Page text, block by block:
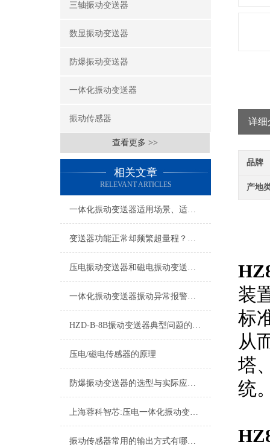
三轴振动变送器
数显振动变送器
防爆振动变送器
一体化振动变送器
振动传感器
查看更多 >>
相关文章
RELEVANT ARTICLES
一体化振动变送器适用场景、适用设备及安装位置详解
变送器功能正常却频繁超量程？电机现场振动问题深度排查指南
压电振动变送器和磁电振动变送器在使用上的区别
一体化振动变送器振动异常报警与预警设置技术指南
HZD-B-8B振动变送器典型问题的快速诊断与应对策略分享
压电/磁电传感器的原理
防爆振动变送器的选型与实际应用有哪些？
上海蓉科智芯:压电一体化振动变送器
振动传感器常用的输出方式有哪些？
详细
品牌
产地
装
标
从
塔
统